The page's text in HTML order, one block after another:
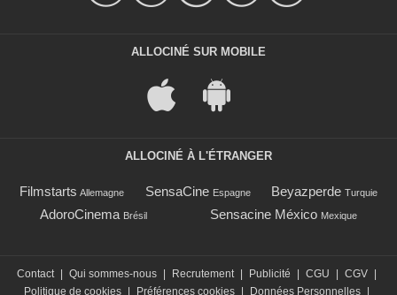
ALLOCINÉ SUR MOBILE
ALLOCINÉ À L'ÉTRANGER
Filmstarts Allemagne SensaCine Espagne Beyazperde Turquie
AdoroCinema Brésil Sensacine México Mexique
Contact | Qui sommes-nous | Recrutement | Publicité | CGU | CGV |
Politique de cookies | Préférences cookies | Données Personnelles |